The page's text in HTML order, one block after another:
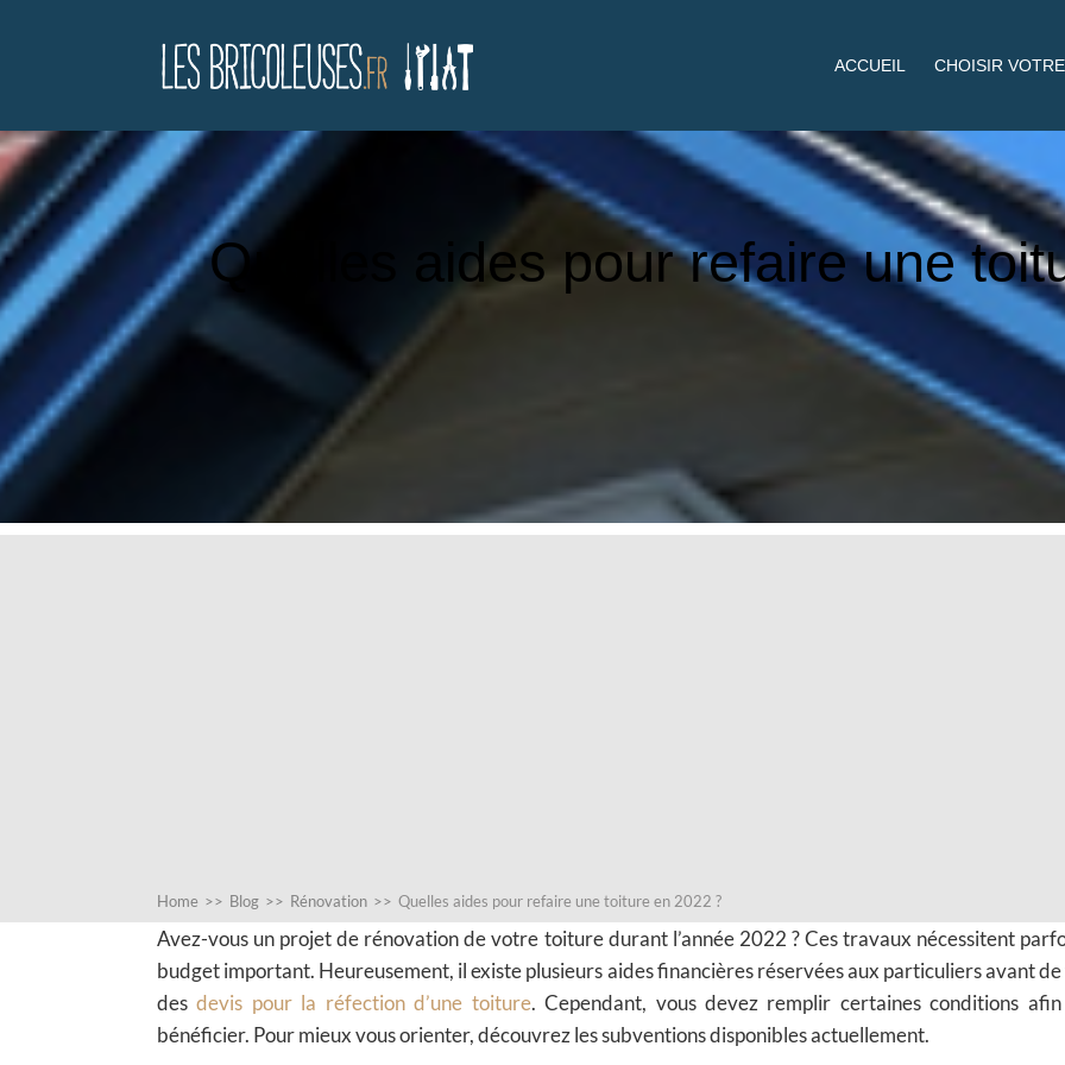
ACCUEIL CHOISIR
Quelles aides pour refaire une
Home >> Blog >> Rénovation >> Quelles aides pour refaire une toiture en 2022 ?
Avez-vous un projet de rénovation de votre toiture durant l’année 2022 ? Ces travaux nécessitent
budget important. Heureusement, il existe plusieurs aides financières réservées aux particuliers avant
desdevis pour la réfection d’une toiture. Cependant, vous devez remplir certaines conditions afin
bénéficier. Pour mieux vous orienter, découvrez les subventions disponibles actuellement.